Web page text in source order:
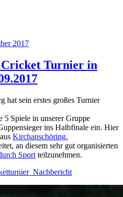
2017
Turnier in
hat sein erstes großes Turnier
Spiele in unserer Gruppe
ins Halbfinale ein. Hier
Kirchanschöring.
an diesem sehr gut organisierten
Sport teilzunehmen.